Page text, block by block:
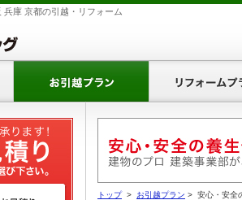
庫 京都の引越・リフォーム
トップ> お引越プラン > 安心・安全
引越プランのお見積り